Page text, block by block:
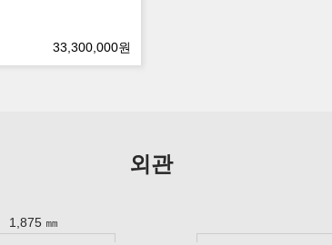
33,300,000원
외관
1,875 ㎜